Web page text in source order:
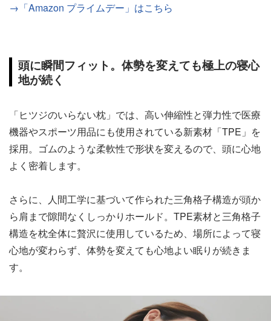
→「Amazon プライムデー」はこちら
頭に瞬間フィット。体勢を変えても極上の寝心
地が続く
「ヒツジのいらない枕」では、高い伸縮性と弾力性で医療
機器やスポーツ用品にも使用されている新素材「TPE」を
採用。ゴムのような柔軟性で形状を変えるので、頭に心地
よく密着します。
さらに、人間工学に基づいて作られた三角格子構造が頭か
ら肩まで隙間なくしっかりホールド。TPE素材と三角格子
構造を枕全体に贅沢に使用しているため、場所によって寝
心地が変わらず、体勢を変えても心地よい眠りが続きま
す。